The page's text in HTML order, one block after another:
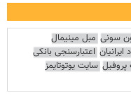
سونی مبل مینیمال
اعتبارسنجی بانکی
سایت یوتوتایمز